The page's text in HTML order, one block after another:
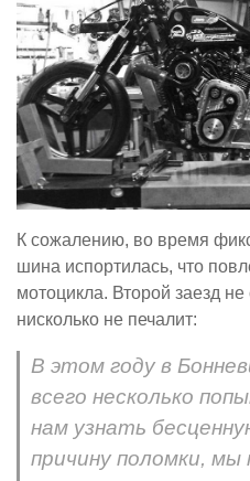
К сожалению, во время
шина испортилась, что
мотоцикла. Второй заезд
нисколько не печалит:
В этом году в
всего несколько
нам узнать
причину поломки,